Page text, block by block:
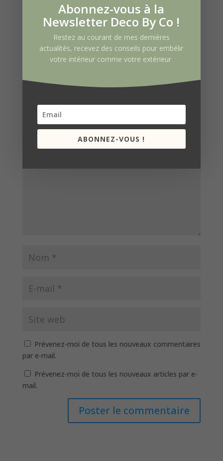
Poster le commentaire
Votre adresse e-mail ne sera pas publiée. Les champs
obligatoires sont indiqués avec*
Prévenez-moi de tous les nouveaux commentaires
par e-mail.
Prévenez-moi de tous les nouveaux articles par e-
mail.
Abonnez-vous à la
Newsletter Deco By Co !
Restez au courant de mes dernières
actualités, recevez des conseils pour embélir
votre intérieur comme votre extérieur
ABONNEZ-VOUS !